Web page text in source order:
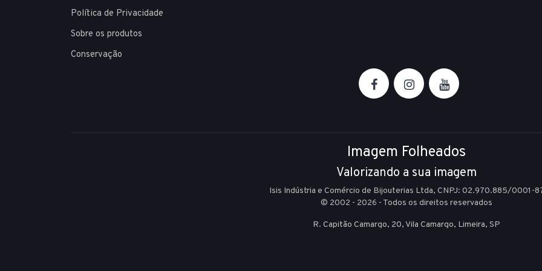
Política de Privacidade
Sobre os produtos
Conservação
Imagem Folheados
Valorizando a sua imagem
Isis Indústria e Comércio de Bijouterias Ltda, CNPJ: 02.970.885/0001-
© 2002 - 2026 - Todos os direitos reservados
R. Capitão Camargo, 20, Vila Camargo, Limeira, SP